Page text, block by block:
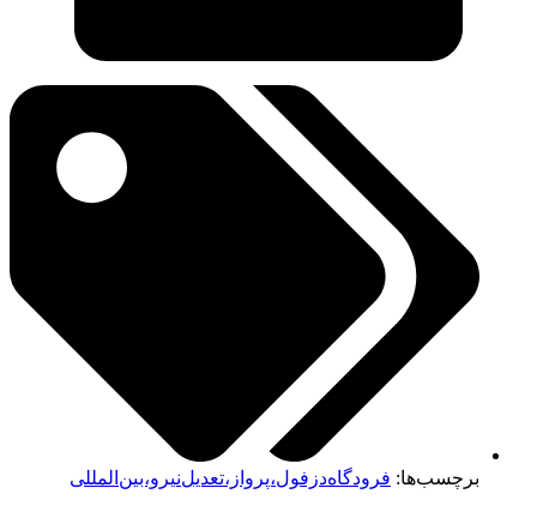
برچسب‌ها:فرودگاه‌دزفول،پرواز،تعدیل‌نیرو،بین‌المللی